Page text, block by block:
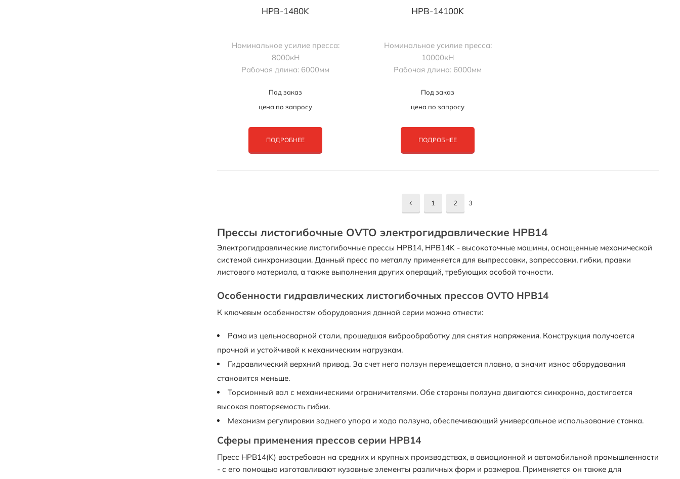
HPB-1480K
Номинальное усилие пресса:
8000кН
Рабочая длина: 6000мм
Под заказ
цена по запросу
ПОДРОБНЕЕ
HPB-14100K
Номинальное усилие пресса:
10000кН
Рабочая длина: 6000мм
Под заказ
цена по запросу
ПОДРОБНЕЕ
1 2 3
Прессы листогибочные OVTO электрогидравлические HPB14
Электрогидравлические листогибочные прессы HPB14, HPB14K - высокоточные машины, оснащенные механической
системой синхронизации. Данный пресс по металлу применяется для выпрессовки, запрессовки, гибки, правки
листового материала, а также выполнения других операций, требующих особой точности.
Особенности гидравлических листогибочных прессов OVTO HPB14
К ключевым особенностям оборудования данной серии можно отнести:
Рама из цельносварной стали, прошедшая виброобработку для снятия напряжения. Конструкция получается
прочной и устойчивой к механическим нагрузкам.
Гидравлический верхний привод. За счет него ползун перемещается плавно, а значит износ оборудования
становится меньше.
Торсионный вал с механическими ограничителями. Обе стороны ползуна двигаются синхронно, достигается
высокая повторяемость гибки.
Механизм регулировки заднего упора и хода ползуна, обеспечивающий универсальное использование станка.
Сферы применения прессов серии HPB14
Пресс HPB14(K) востребован на средних и крупных производствах, в авиационной и автомобильной промышленности
- с его помощью изготавливают кузовные элементы различных форм и размеров. Применяется он также для